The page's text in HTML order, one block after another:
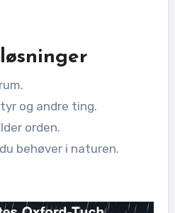
og andre ting.
orden.
behøver i naturen.